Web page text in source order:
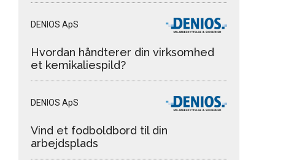
DENIOS ApS
Hvordan håndterer din virksomhed
et kemikaliespild?
DENIOS ApS
Vind et fodboldbord til din
arbejdsplads